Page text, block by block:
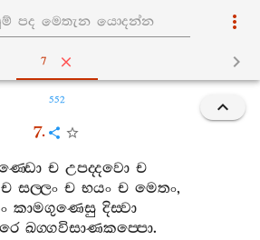
7
552
7.
ච උපද‍්දවො ච
ච සල‍්ලං ච භයං ච මෙතං,
කාමගුණෙසු දිස‍්වා
ඛග‍්ගවිසාණකප‍්පො.